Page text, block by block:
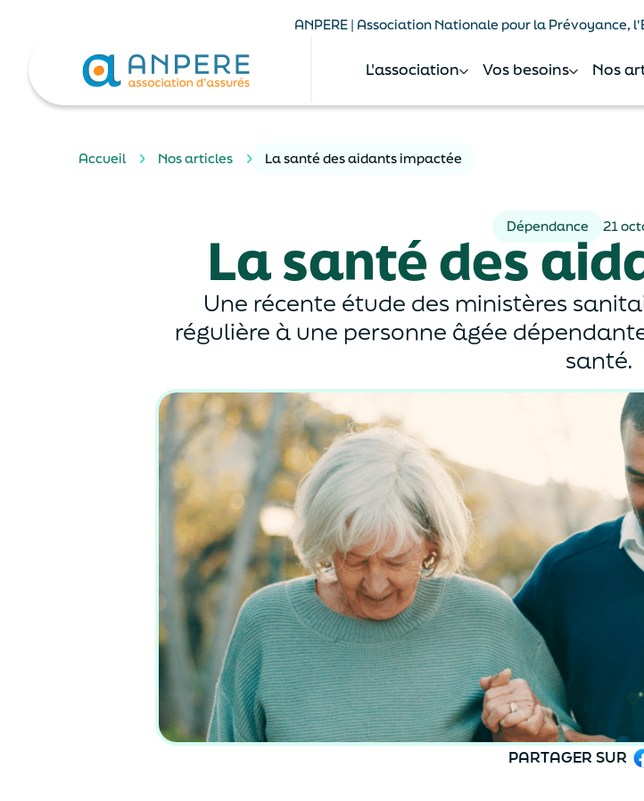
ANPERE | Association Nationale pour la Prévoyance,
L'association Vos besoins Nos
Accueil Nos articles La santé des aidants impactée
Dépendance 21
La santé des
Une récente étude des ministères
régulière à une personne âgée
santé.
PARTAGER SUR